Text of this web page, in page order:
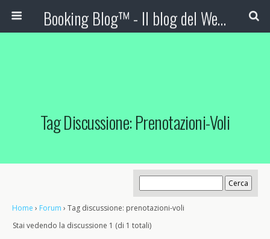
Booking Blog™ - Il blog del Web Marketing Turistico
Tag Discussione: Prenotazioni-Voli
Home › Forum › Tag discussione: prenotazioni-voli
Stai vedendo la discussione 1 (di 1 totali)